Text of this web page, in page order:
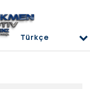
Türkçe